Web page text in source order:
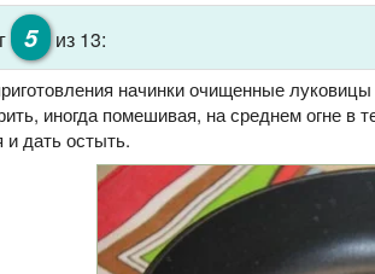
5 из 13:
начинки очищенные
иногда помешивая, на среднем огне в
и дать остыть.